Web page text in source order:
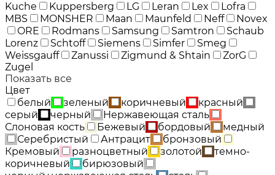
Kuche
Kuppersberg LG Leran Lex
Lofra
MBS
MONSHER Maan Maunfeld Neff
Novex
ORE
Rodmans Samsung Samtron
Schaub
Lorenz
Schtoff Siemens Simfer
Smeg
Weissgauff
Zanussi Zigmund & Shtain
ZorG
Zugel
Показать все
Цвет
белый
зеленый коричневый
красный
серый
черный
Нержавеющая сталь
Слоновая кость
Бежевый бордовый
медный
Серебристый
Антрацит
бронзовый
Кремовый
разноцветный золотой
темно-
коричневый
бирюзовый